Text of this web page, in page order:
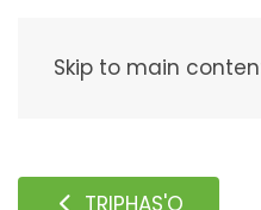
Skip to main
TRIPHAS'O